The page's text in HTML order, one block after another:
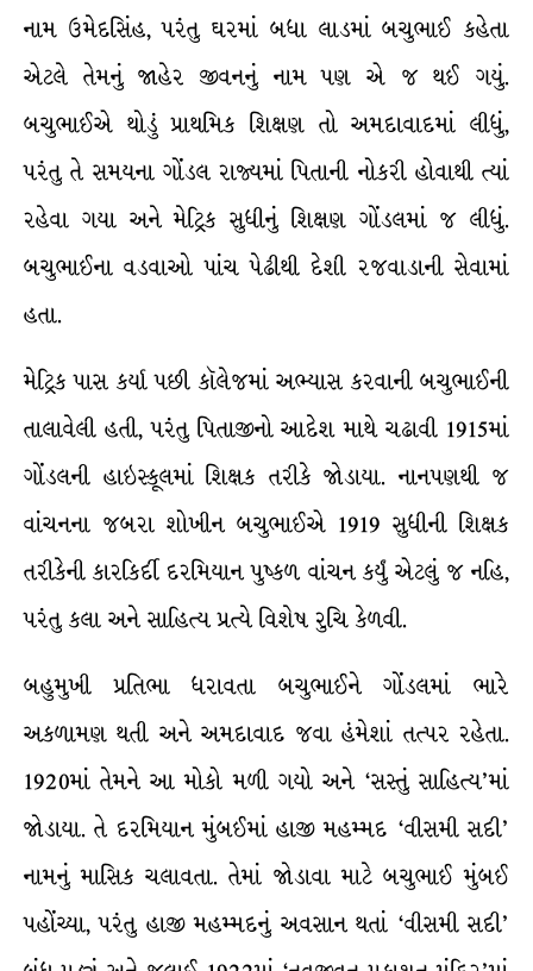
નામ ઉમેદસિંહ, પરંતુ ઘરમાં બધા લાડમાં બચુભાઈ કહેતા
એટલે તેમનું જાહેર જીવનનું નામ પણ એ જ થઈ ગયું.
બચુભાઈએ થોડું પ્રાથમિક શિક્ષણ તો અમદાવાદમાં લીધું,
પરંતુ તે સમયના ગોંડલ રાજ્યમાં પિતાની નોકરી હોવાથી ત્યાં
રહેવા ગયા અને મેટ્રિક સુધીનું શિક્ષણ ગોંડલમાં જ લીધું.
બચુભાઈના વડવાઓ પાંચ પેઢીથી દેશી રજવાડાની સેવામાં
હતા.
મેટ્રિક પાસ કર્યા પછી કૉલેજમાં અભ્યાસ કરવાની બચુભાઈની
તાલાવેલી હતી, પરંતુ પિતાજીનો આદેશ માથે ચઢાવી 1915માં
ગોંડલની હાઇસ્કૂલમાં શિક્ષક તરીકે જોડાયા. નાનપણથી જ
વાંચનના જબરા શોખીન બચુભાઈએ 1919 સુધીની શિક્ષક
તરીકેની કારકિર્દી દરમિયાન પુષ્કળ વાંચન કર્યું એટલું જ નહિ,
પરંતુ કલા અને સાહિત્ય પ્રત્યે વિશેષ રુચિ કેળવી.
બહુમુખી પ્રતિભા ધરાવતા બચુભાઈને ગોંડલમાં ભારે
અકળામણ થતી અને અમદાવાદ જવા હંમેશાં તત્પર રહેતા.
1920માં તેમને આ મોકો મળી ગયો અને ‘સસ્તું સાહિત્ય’માં
જોડાયા. તે દરમિયાન મુંબઈમાં હાજી મહમ્મદ ‘વીસમી સદી’
નામનું માસિક ચલાવતા. તેમાં જોડાવા માટે બચુભાઈ મુંબઈ
પહોંચ્યા, પરંતુ હાજી મહમ્મદનું અવસાન થતાં ‘વીસમી સદી’